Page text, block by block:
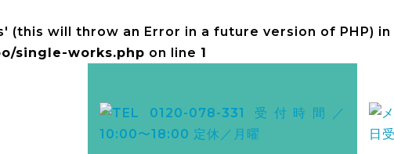
will throw an Error in a future version of PHP) in
single-works.php on line 1